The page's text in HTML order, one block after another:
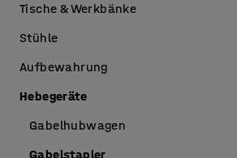
Tische & Werkbänke
Stühle
Aufbewahrung
Hebegeräte
Gabelhubwagen
Gabelstapler